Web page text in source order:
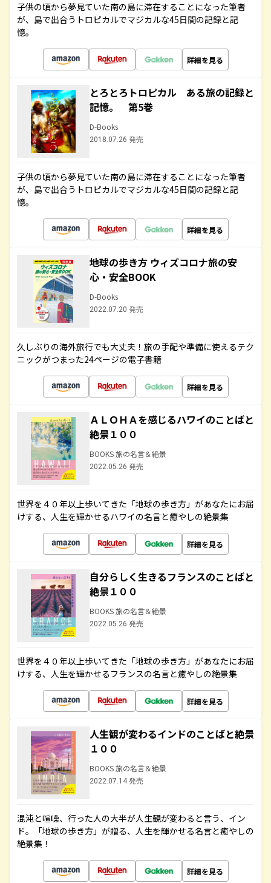
子供の頃から夢見ていた南の島に滞在することになった筆者
が、島で出合うトロピカルでマジカルな45日間の記録と記
憶。
詳細を見る
とろとろトロピカル ある旅の記録と
記憶。 第5巻
D-Books
2018.07.26 発売
子供の頃から夢見ていた南の島に滞在することになった筆者
が、島で出合うトロピカルでマジカルな45日間の記録と記
憶。
詳細を見る
地球の歩き方 ウィズコロナ旅の安
心・安全BOOK
D-Books
2022.07.20 発売
久しぶりの海外旅行でも大丈夫！旅の手配や準備に使えるテク
ニックがつまった24ページの電子書籍
詳細を見る
ＡＬＯＨＡを感じるハワイのことばと
絶景１００
BOOKS 旅の名言＆絶景
2022.05.26 発売
世界を４０年以上歩いてきた「地球の歩き方」があなたにお届
けする、人生を輝かせるハワイの名言と癒やしの絶景集
詳細を見る
自分らしく生きるフランスのことばと
絶景１００
BOOKS 旅の名言＆絶景
2022.05.26 発売
世界を４０年以上歩いてきた「地球の歩き方」があなたにお届
けする、人生を輝かせるフランスの名言と癒やしの絶景集
詳細を見る
人生観が変わるインドのことばと絶景
１００
BOOKS 旅の名言＆絶景
2022.07.14 発売
混沌と喧噪、行った人の大半が人生観が変わると言う、イン
ド。「地球の歩き方」が贈る、人生を輝かせる名言と癒やしの
絶景集！
詳細を見る